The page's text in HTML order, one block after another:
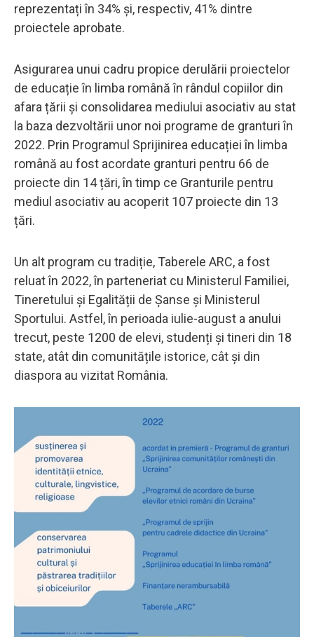
reprezentați în 34% și, respectiv, 41% dintre
proiectele aprobate.
Asigurarea unui cadru propice derulării proiectelor
de educație în limba română în rândul copiilor din
afara țării și consolidarea mediului asociativ au stat
la baza dezvoltării unor noi programe de granturi în
2022. Prin Programul Sprijinirea educației în limba
română au fost acordate granturi pentru 66 de
proiecte din 14 țări, în timp ce Granturile pentru
mediul asociativ au acoperit 107 proiecte din 13
țări.
Un alt program cu tradiție, Taberele ARC, a fost
reluat în 2022, în parteneriat cu Ministerul Familiei,
Tineretului și Egalității de Șanse și Ministerul
Sportului. Astfel, în perioada iulie-august a anului
trecut, peste 1200 de elevi, studenți și tineri din 18
state, atât din comunitățile istorice, cât și din
diaspora au vizitat România.